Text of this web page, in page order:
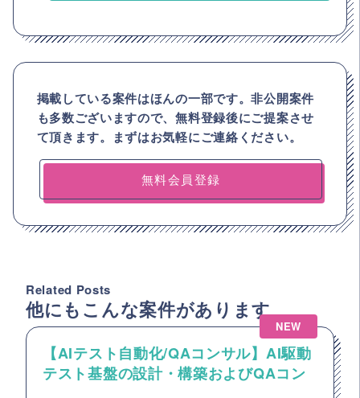
掲載している案件はほんの一部です。非公開案件
も多数ございますので、無料登録後にご提案させ
て頂きます。まずはお気軽にご連絡ください。
無料会員登録
Related Posts
他にもこんな案件があります
NEW
【AIテスト自動化/QAコンサル】AI駆動
テスト基盤の設計・構築およびQAコン